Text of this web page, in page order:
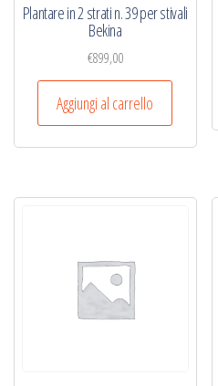
Plantare in 2 strati n. 39 per stivali
Bekina
€899,00
Aggiungi al carrello